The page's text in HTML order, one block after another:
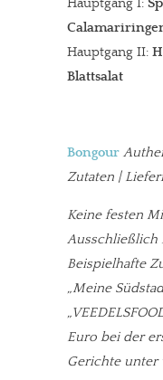
Hauptgang I:
Hauptgang II:
Blattsalat
Bongour
Zutaten |
Keine festen
Ausschließlich
Beispielhafte
„Meine
Euro bei der
Gerichte unter